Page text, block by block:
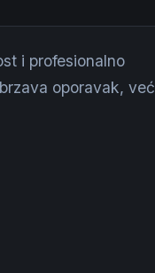
i profesionalno
oporavak, već